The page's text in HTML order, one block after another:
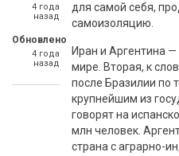
4 года
назад
Обновлено
4 года
назад
для самой себя,
самоизоляцию.
Иран и Аргентина
мире. Вторая, к
после Бразилии по
крупнейшим из
говорят на
млн человек.
страна с аграрно-